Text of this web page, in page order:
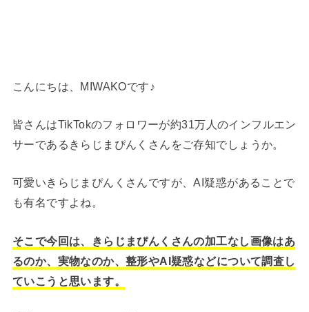
こんにちは、MIWAKOです♪
皆さんはTikTokのフォロワーが約31万人のインフルエン
サーであるきらじまぴんくさんをご存知でしょうか。
可愛いきらじまぴんくさんですが、AI疑惑があることで
も有名ですよね。
そこで今回は、きらじまぴんくさんの加工なし画像はあ
るのか、実物なのか、整形やAI疑惑などについて調査し
ていこうと思います。